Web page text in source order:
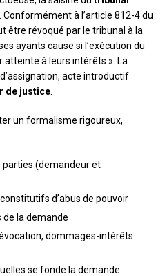
à l’article 812-4 du
être révoqué par le tribunal à la
ayants cause si l’exécution du
à leurs intérêts ». La
acte introductif
de justice
un formalisme rigoureux,
parties (demandeur et
d’abus de pouvoir
de la demande
dommages-intérêts
se fonde la demande